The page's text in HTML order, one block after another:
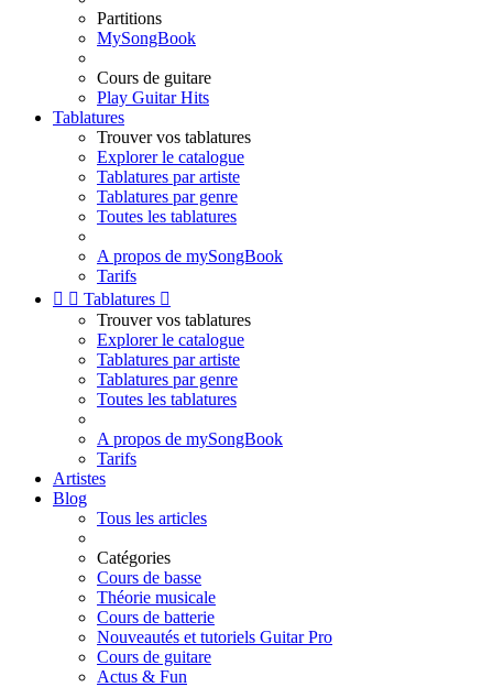
Partitions
MySongBook
Cours de guitare
Play Guitar Hits
Tablatures
Trouver vos tablatures
Explorer le catalogue
Tablatures par artiste
Tablatures par genre
Toutes les tablatures
A propos de mySongBook
Tarifs
  Tablatures 
Trouver vos tablatures
Explorer le catalogue
Tablatures par artiste
Tablatures par genre
Toutes les tablatures
A propos de mySongBook
Tarifs
Artistes
Blog
Tous les articles
Catégories
Cours de basse
Théorie musicale
Cours de batterie
Nouveautés et tutoriels Guitar Pro
Cours de guitare
Actus & Fun